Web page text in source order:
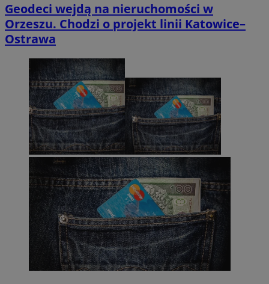
Geodeci wejdą na nieruchomości w
Orzeszu. Chodzi o projekt linii Katowice–
Ostrawa